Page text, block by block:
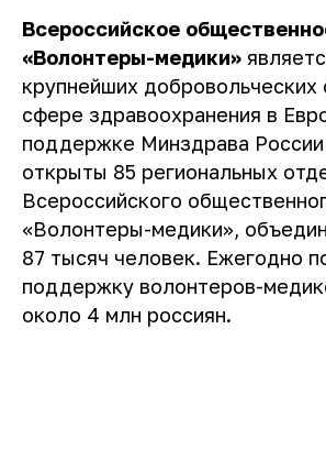
Всероссийское
«Волонтеры-медики»
крупнейших добровольческих
сфере здравоохранения в
поддержке Минздрава России
открыты 85 региональных
Всероссийского
«Волонтеры-медики»,
87 тысяч человек. Ежегодно
поддержку волонтеров-
около 4 млн россиян.